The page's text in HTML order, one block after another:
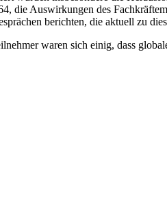
die Auswirkungen des
berichten, die aktuell zu
waren sich einig, dass